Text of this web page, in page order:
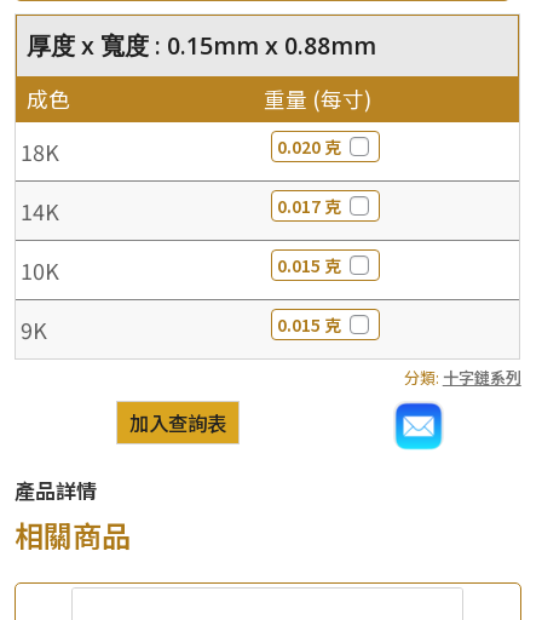
厚度 x 寬度 : 0.15mm x 0.88mm
成色 重量 (每寸)
18K 0.020 克
14K 0.017 克
10K 0.015 克
9K 0.015 克
分類: 十字鏈系列
加入查詢表
產品詳情
相關商品